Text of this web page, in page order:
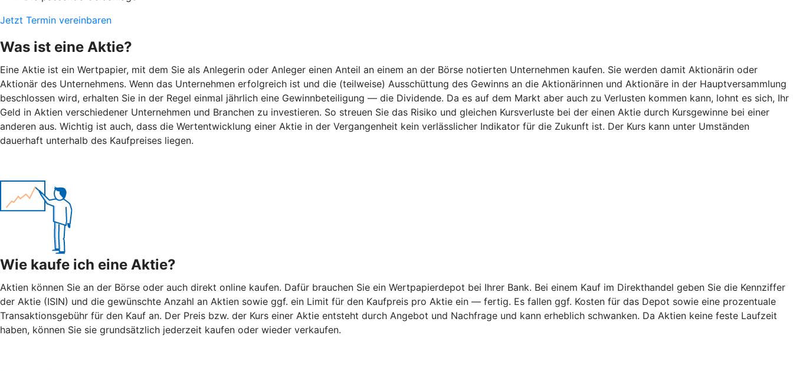
Jetzt Termin vereinbaren
Was ist eine Aktie?
Eine Aktie ist ein Wertpapier, mit dem Sie als Anlegerin oder Anleger einen Anteil an einem an der Börse notierten Unternehmen kaufen. Sie werden damit Aktionärin oder
Aktionär des Unternehmens. Wenn das Unternehmen erfolgreich ist und die (teilweise) Ausschüttung des Gewinns an die Aktionärinnen und Aktionäre in der Hauptversammlung
beschlossen wird, erhalten Sie in der Regel einmal jährlich eine Gewinnbeteiligung — die Dividende. Da es auf dem Markt aber auch zu Verlusten kommen kann, lohnt es sich, Ihr
Geld in Aktien verschiedener Unternehmen und Branchen zu investieren. So streuen Sie das Risiko und gleichen Kursverluste bei der einen Aktie durch Kursgewinne bei einer
anderen aus. Wichtig ist auch, dass die Wertentwicklung einer Aktie in der Vergangenheit kein verlässlicher Indikator für die Zukunft ist. Der Kurs kann unter Umständen
dauerhaft unterhalb des Kaufpreises liegen.
Wie kaufe ich eine Aktie?
Aktien können Sie an der Börse oder auch direkt online kaufen. Dafür brauchen Sie ein Wertpapierdepot bei Ihrer Bank. Bei einem Kauf im Direkthandel geben Sie die Kennziffer
der Aktie (ISIN) und die gewünschte Anzahl an Aktien sowie ggf. ein Limit für den Kaufpreis pro Aktie ein — fertig. Es fallen ggf. Kosten für das Depot sowie eine prozentuale
Transaktionsgebühr für den Kauf an. Der Preis bzw. der Kurs einer Aktie entsteht durch Angebot und Nachfrage und kann erheblich schwanken. Da Aktien keine feste Laufzeit
haben, können Sie sie grundsätzlich jederzeit kaufen oder wieder verkaufen.